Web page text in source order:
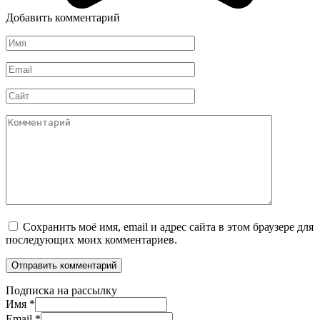
Добавить комментарий
Имя
*
Email
*
Сайт
Комментарий
Сохранить моё имя, email и адрес сайта в этом браузере для
последующих моих комментариев.
Подписка на рассылку
Имя *